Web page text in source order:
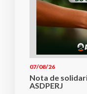
07/08/26
Nota de
ASDPERJ